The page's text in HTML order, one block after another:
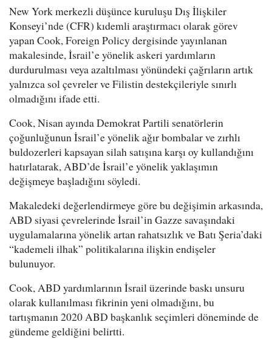
New York merkezli düşünce kuruluşu Dış İlişkiler
Konseyi’nde (CFR) kıdemli araştırmacı olarak görev
yapan Cook, Foreign Policy dergisinde yayınlanan
makalesinde, İsrail’e yönelik askeri yardımların
durdurulması veya azaltılması yönündeki çağrıların artık
yalnızca sol çevreler ve Filistin destekçileriyle sınırlı
olmadığını ifade etti.
Cook, Nisan ayında Demokrat Partili senatörlerin
çoğunluğunun İsrail’e yönelik ağır bombalar ve zırhlı
buldozerleri kapsayan silah satışına karşı oy kullandığını
hatırlatarak, ABD’de İsrail’e yönelik yaklaşımın
değişmeye başladığını söyledi.
Makaledeki değerlendirmeye göre bu değişimin arkasında,
ABD siyasi çevrelerinde İsrail’in Gazze savaşındaki
uygulamalarına yönelik artan rahatsızlık ve Batı Şeria’daki
“kademeli ilhak” politikalarına ilişkin endişeler
bulunuyor.
Cook, ABD yardımlarının İsrail üzerinde baskı unsuru
olarak kullanılması fikrinin yeni olmadığını, bu
tartışmanın 2020 ABD başkanlık seçimleri döneminde de
gündeme geldiğini belirtti.